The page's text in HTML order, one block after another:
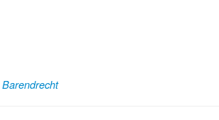
Barendrecht